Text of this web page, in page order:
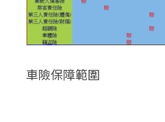
車險保障範圍